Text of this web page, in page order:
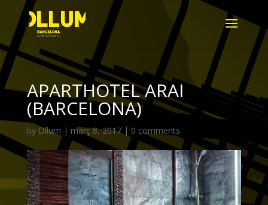
APARTHOTEL ARAI
(BARCELONA)
by Dllum | març 8, 2017| 0 comments